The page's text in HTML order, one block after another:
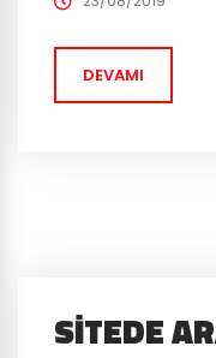
basit olan “Smash
DEVAMI
SITEDE